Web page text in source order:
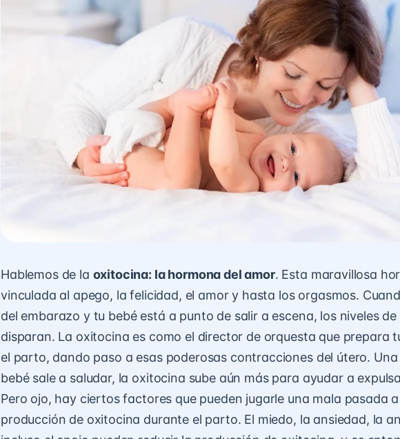
Hablemos de la oxitocina: la hormona del amor. Esta maravillosa
vinculada al apego, la felicidad, el amor y hasta los orgasmos.
del embarazo y tu bebé está a punto de salir a escena, los niveles
disparan. La oxitocina es como el director de orquesta que prepara
el parto, dando paso a esas poderosas contracciones del útero. Una
bebé sale a saludar, la oxitocina sube aún más para ayudar a
Pero ojo, hay ciertos factores que pueden jugarle una mala pasada
producción de oxitocina durante el parto. El miedo, la ansiedad, la